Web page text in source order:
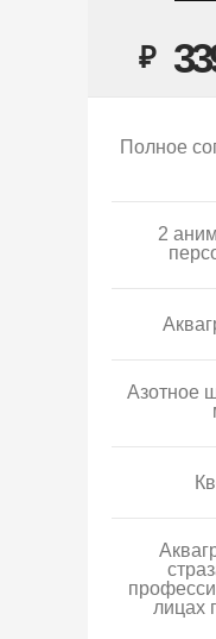
₽
Полное
2
Азотное
лицах